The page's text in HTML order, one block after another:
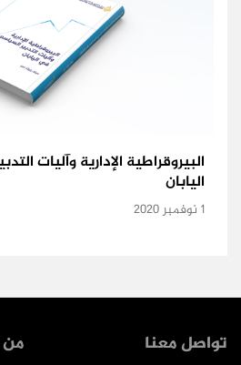
البيروقراطية الإدارية وآليات
اليابان
1 نوفمبر 2020
تواصل معنا